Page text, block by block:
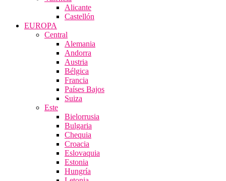
Alicante
Castellón
EUROPA
Central
Alemania
Andorra
Austria
Bélgica
Francia
Países Bajos
Suiza
Este
Bielorrusia
Bulgaria
Chequia
Croacia
Eslovaquia
Estonia
Hungría